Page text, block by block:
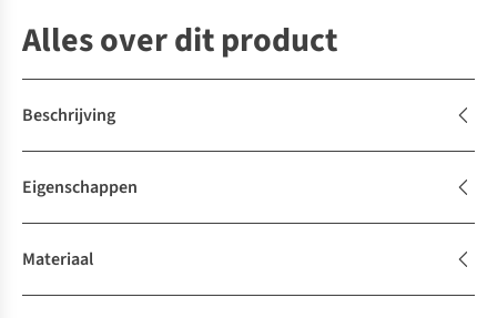
Alles over dit product
Beschrijving
Eigenschappen
Materiaal